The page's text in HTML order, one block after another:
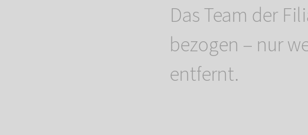
Das Team der
bezogen – nur
entfernt.